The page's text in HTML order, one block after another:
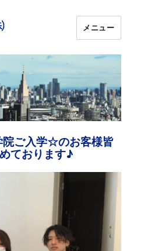
メニュー
ご入学☆のお客様皆
ております♪